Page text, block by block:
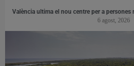
València ultima el nou centre per a
6 agost, 2026